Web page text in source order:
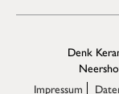
Denk
Impressum